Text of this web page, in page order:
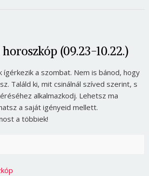
(09.23-10.22.)
ígérkezik a szombat. Nem is bánod, hogy
Találd ki, mit csinálnál szíved szerint, s
alkalmazkodj. Lehetsz ma
a saját igényeid mellett.
a többiek!